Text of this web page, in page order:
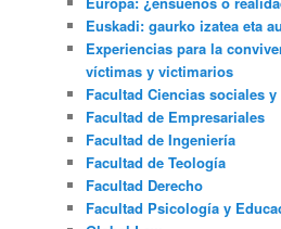
Euskadi: gaurko izatea eta
Experiencias para la
víctimas y victimarios
Facultad Ciencias sociales y
Facultad de Empresariales
Facultad de Ingeniería
Facultad de Teología
Facultad Derecho
Facultad Psicología y